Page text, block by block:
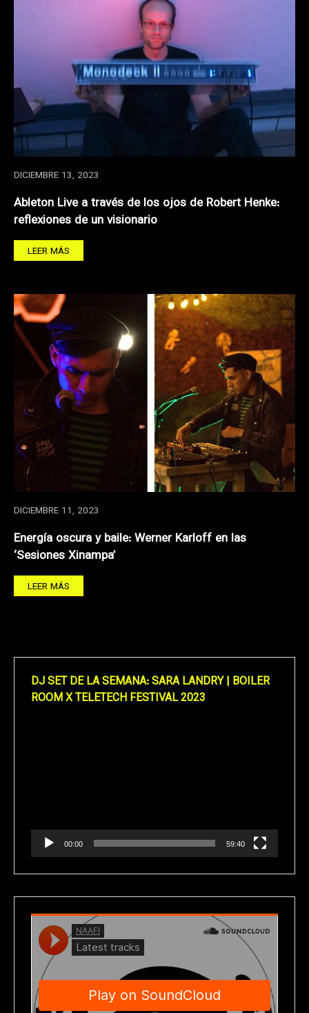
DICIEMBRE 13, 2023
Ableton Live a través de los ojos de Robert Henke:
reflexiones de un visionario
LEER MÁS
DICIEMBRE 11, 2023
Energía oscura y baile: Werner Karloff en las
‘Sesiones Xinampa’
LEER MÁS
DJ SET DE LA SEMANA: SARA LANDRY | BOILER
ROOM X TELETECH FESTIVAL 2023
00:00 59:40